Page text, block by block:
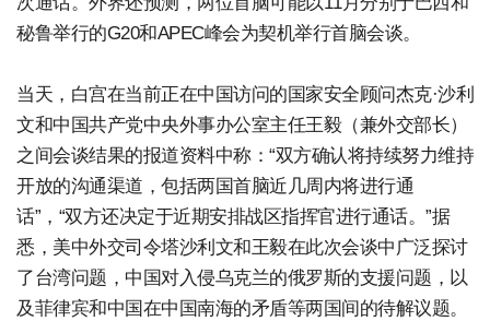
秘鲁举行的G20和APEC峰会为契机举行首脑会谈。
当天，白宫在当前正在中国访问的国家安全顾问杰克·沙利
文和中国共产党中央外事办公室主任王毅（兼外交部长）
之间会谈结果的报道资料中称：“双方确认将持续努力维持
开放的沟通渠道，包括两国首脑近几周内将进行通
话”，“双方还决定于近期安排战区指挥官进行通话。”据
悉，美中外交司令塔沙利文和王毅在此次会谈中广泛探讨
了台湾问题，中国对入侵乌克兰的俄罗斯的支援问题，以
及菲律宾和中国在中国南海的矛盾等两国间的待解议题。